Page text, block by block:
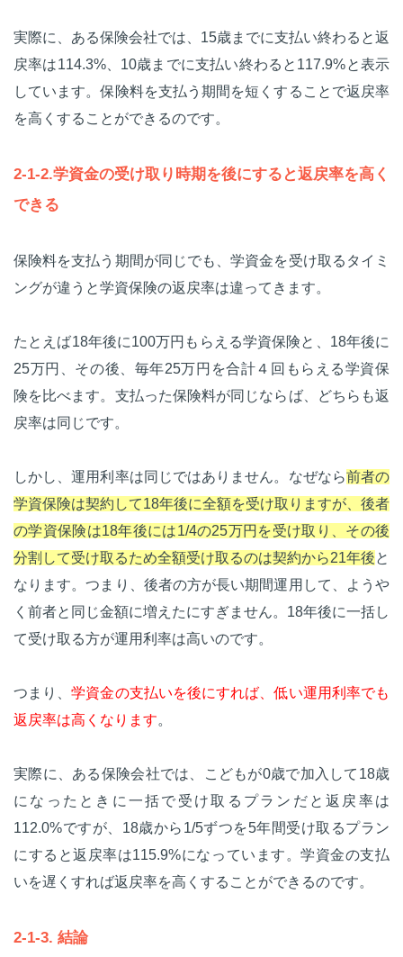
実際に、ある保険会社では、15歳までに支払い終わると返
戻率は114.3%、10歳までに支払い終わると117.9%と表示
しています。保険料を支払う期間を短くすることで返戻率
を高くすることができるのです。
2-1-2.学資金の受け取り時期を後にすると返戻率を高く
できる
保険料を支払う期間が同じでも、学資金を受け取るタイミ
ングが違うと学資保険の返戻率は違ってきます。
たとえば18年後に100万円もらえる学資保険と、18年後に
25万円、その後、毎年25万円を合計４回もらえる学資保
険を比べます。支払った保険料が同じならば、どちらも返
戻率は同じです。
しかし、運用利率は同じではありません。なぜなら前者の
学資保険は契約して18年後に全額を受け取りますが、後者
の学資保険は18年後には1/4の25万円を受け取り、その後
分割して受け取るため全額受け取るのは契約から21年後と
なります。つまり、後者の方が長い期間運用して、ようや
く前者と同じ金額に増えたにすぎません。18年後に一括し
て受け取る方が運用利率は高いのです。
つまり、学資金の支払いを後にすれば、低い運用利率でも
返戻率は高くなります。
実際に、ある保険会社では、こどもが0歳で加入して18歳
になったときに一括で受け取るプランだと返戻率は
112.0%ですが、18歳から1/5ずつを5年間受け取るプラン
にすると返戻率は115.9%になっています。学資金の支払
いを遅くすれば返戻率を高くすることができるのです。
2-1-3. 結論